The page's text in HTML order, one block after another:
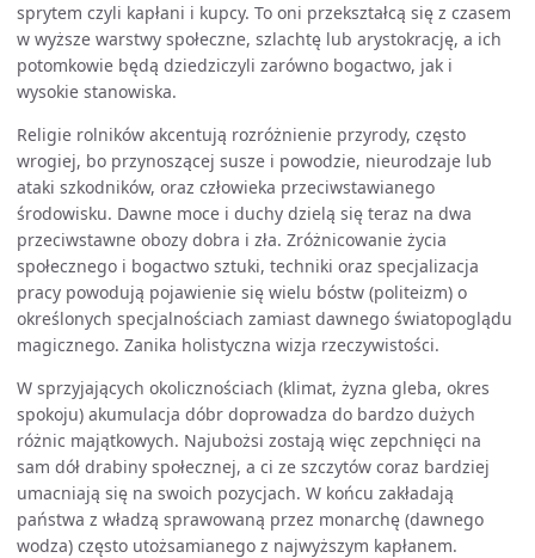
sprytem czyli kapłani i kupcy. To oni przekształcą się z czasem
w wyższe warstwy społeczne, szlachtę lub arystokrację, a ich
potomkowie będą dziedziczyli zarówno bogactwo, jak i
wysokie stanowiska.
Religie rolników akcentują rozróżnienie przyrody, często
wrogiej, bo przynoszącej susze i powodzie, nieurodzaje lub
ataki szkodników, oraz człowieka przeciwstawianego
środowisku. Dawne moce i duchy dzielą się teraz na dwa
przeciwstawne obozy dobra i zła. Zróżnicowanie życia
społecznego i bogactwo sztuki, techniki oraz specjalizacja
pracy powodują pojawienie się wielu bóstw (politeizm) o
określonych specjalnościach zamiast dawnego światopoglądu
magicznego. Zanika holistyczna wizja rzeczywistości.
W sprzyjających okolicznościach (klimat, żyzna gleba, okres
spokoju) akumulacja dóbr doprowadza do bardzo dużych
różnic majątkowych. Najubożsi zostają więc zepchnięci na
sam dół drabiny społecznej, a ci ze szczytów coraz bardziej
umacniają się na swoich pozycjach. W końcu zakładają
państwa z władzą sprawowaną przez monarchę (dawnego
wodza) często utożsamianego z najwyższym kapłanem.